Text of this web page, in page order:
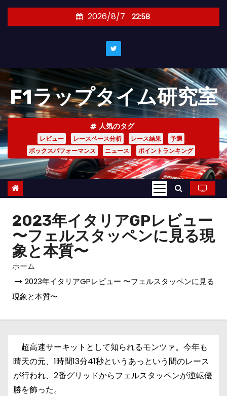
キ
ッ
プ
2026/8/7 22:58
F1ラップタイム研究室
人気のタグ
レビュー レースペース分析 レース結果
予選
ボックスパフォーマンス
ニュース ポイントランキング
2023年イタリアGPレビュー
〜フェルスタッペンに見る現
象と本質〜
ホーム
2023年イタリアGPレビュー 〜フェルスタッペンに見る
現象と本質〜
超高速サーキットとして知られるモンツァ。今年も
晴天の元、1時間13分41秒というあっという間のレース
が行われ、2番グリッドからフェルスタッペンが逆転優
勝を飾った。